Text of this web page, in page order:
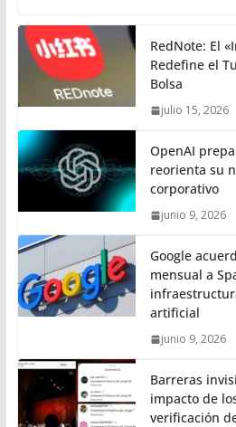
RedNote: El
Redefine el
Bolsa
julio 15, 2026
OpenAI
reorienta su
corporativo
junio 9, 2026
Google
mensual a
artificial
junio 9, 2026
Barreras
impacto de
verificación